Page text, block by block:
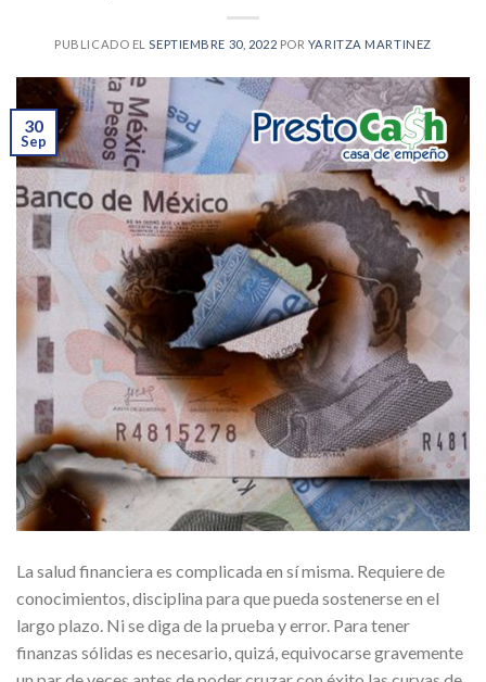
PUBLICADO ELSEPTIEMBRE 30, 2022 POR YARITZA MARTINEZ
30
Sep
La salud financiera es complicada en sí misma. Requiere de
conocimientos, disciplina para que pueda sostenerse en el
largo plazo. Ni se diga de la prueba y error. Para tener
finanzas sólidas es necesario, quizá, equivocarse gravemente